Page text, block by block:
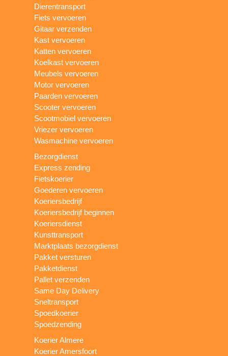
Dierentransport
Fiets vervoeren
Gitaar verzenden
Kast vervoeren
Katten vervoeren
Koelkast vervoeren
Meubels vervoeren
Motor vervoeren
Paarden vervoeren
Scooter vervoeren
Scootmobiel vervoeren
Vriezer vervoeren
Wasmachine vervoeren
Bezorgdienst
Express zending
Fietskoerier
Goederen vervoeren
Koeriersbedrijf
Koeriersbedrijf beginnen
Koeriersdienst
Kunsttransport
Marktplaats bezorgdienst
Pakket versturen
Pakketdienst
Pallet verzenden
Same Day Delivery
Sneltransport
Spoedkoerier
Spoedzending
Koerier Almere
Koerier Amersfoort